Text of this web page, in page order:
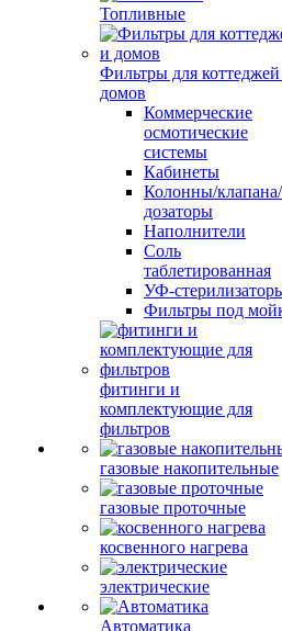
Топливные
Фильтры для
домов
Коммерческие
осмотические
системы
Кабинеты
Колонны/клапана/
дозаторы
Наполнители
Соль
таблетированная
УФ-
Фильтры под
фитинги и
комплектующие для
фильтров
газовые накопительные
газовые проточные
косвенного нагрева
электрические
Автоматика